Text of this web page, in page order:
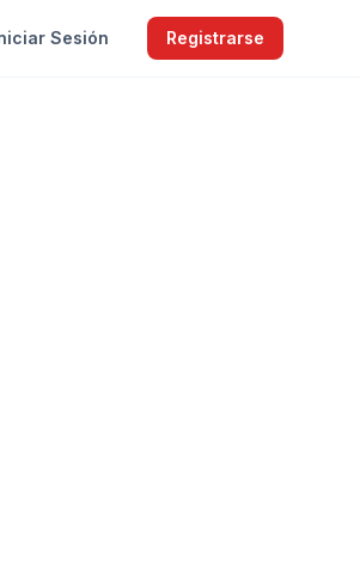
Sesión Registrarse